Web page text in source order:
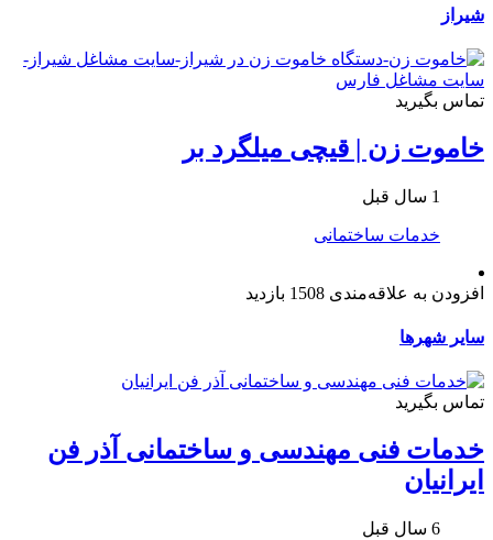
شیراز
تماس بگیرید
خاموت زن | قيچی میلگرد بر
1 سال قبل
خدمات ساختمانی
افزودن به علاقه‌مندی 1508 بازدید
سایر شهرها
تماس بگیرید
خدمات فنی مهندسی و ساختمانی آذر فن
ایرانیان
6 سال قبل